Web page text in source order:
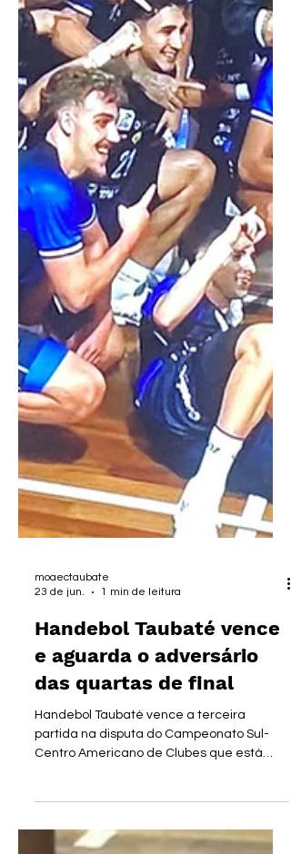
23 de jun.
1 min de leitura
Handebol Taubaté vence
e aguarda o adversário
das quartas de final
partida na disputa do Campeonato Sul-
sendo disputado em Assunção no